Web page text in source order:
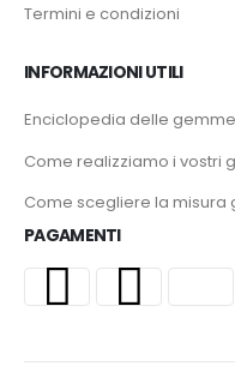
Termini e condizioni
INFORMAZIONI UTILI
Enciclopedia delle gemme
Come realizziamo i vostri
Come scegliere la misura
PAGAMENTI